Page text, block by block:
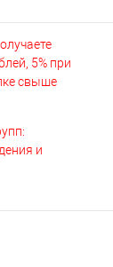
5% при
свыше
и